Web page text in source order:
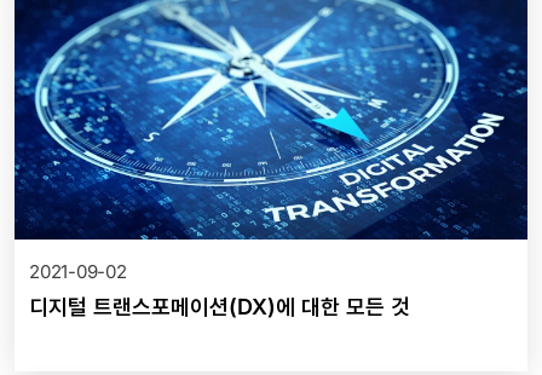
2021-09-02
디지털 트랜스포메이션(DX)에 대한 모든 것